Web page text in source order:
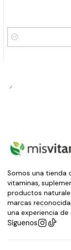
Cantidad
Somos una tienda
vitaminas,
productos
marcas
una experiencia
Síguenos